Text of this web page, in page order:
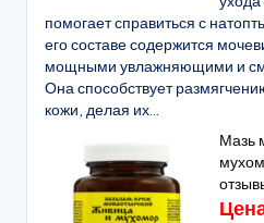
помогает справиться с
его составе содержится
мощными увлажняющими и
Она способствует
кожи, делая их...
Мазь